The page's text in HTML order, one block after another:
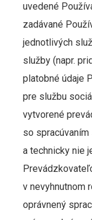
uvedené
zadávané
jednotlivých
služby (napr.
platobné údaje
pre službu
vytvorené
so
a technicky nie
v nevyhnutnom
oprávnený